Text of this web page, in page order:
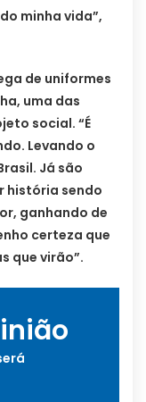
minha vida”,
de uniformes
uma das
social. “É
Levando o
Já são
história sendo
ganhando de
certeza que
que virão”.